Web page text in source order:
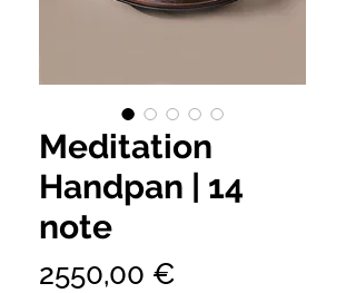
Meditation
Handpan | 14
note
2550,00 €